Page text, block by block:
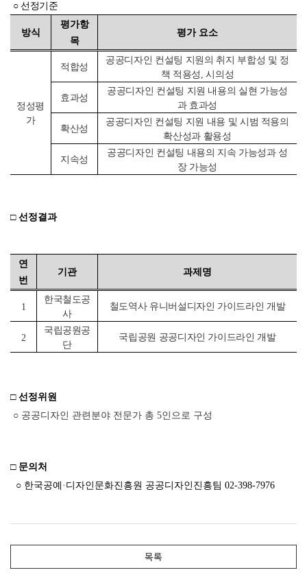
○선정기준
방식
평가항
목
평가 요소
정성평
가
적합성
공공디자인 컨설팅 지원의 취지 부합성 및 정
책 적용성, 시의성
효과성
공공디자인 컨설팅 지원 내용의 실현 가능성
과 효과성
확산성
공공디자인 컨설팅 지원 내용 및 시범 적용의
확산성과 활용성
지속성
공공디자인 컨설팅 내용의 지속 가능성과 성
장 가능성
□선정결과
연
번
기관 과제명
1
한국철도공
사
철도역사 유니버설디자인 가이드라인 개발
2
국립공원공
단
국립공원 공공디자인 가이드라인 개발
□선정위원
○ 공공디자인 관련분야 전문가 총 5인으로 구성
□문의처
○ 한국공예·디자인문화진흥원 공공디자인진흥팀 02-398-7976
목록